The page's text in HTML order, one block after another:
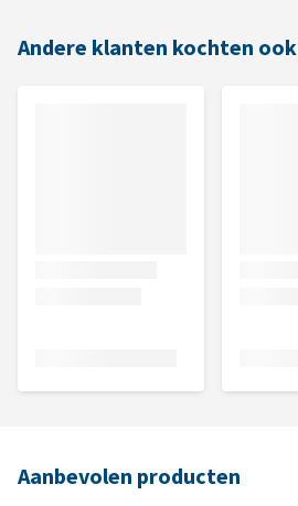
Andere klanten kochten ook
Aanbevolen producten